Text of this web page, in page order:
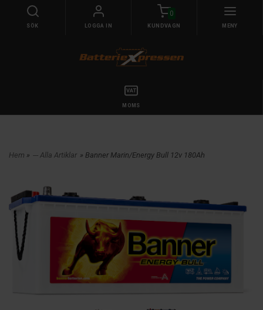
SÖK LOGGA IN
0
KUNDVAGN MENY
MOMS
Hem » --- Alla Artiklar » Banner Marin/Energy Bull 12v 180Ah